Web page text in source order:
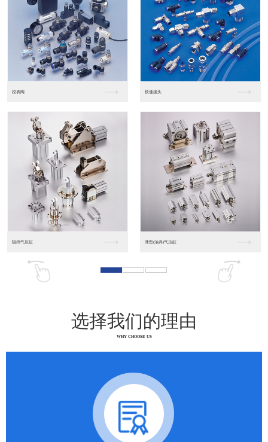
东莞松下PLC 松下人机界面GT07
松下人机界面DP10... 数字光钎传感器FX-...
选择我们的理由
WHY CHOOSE US